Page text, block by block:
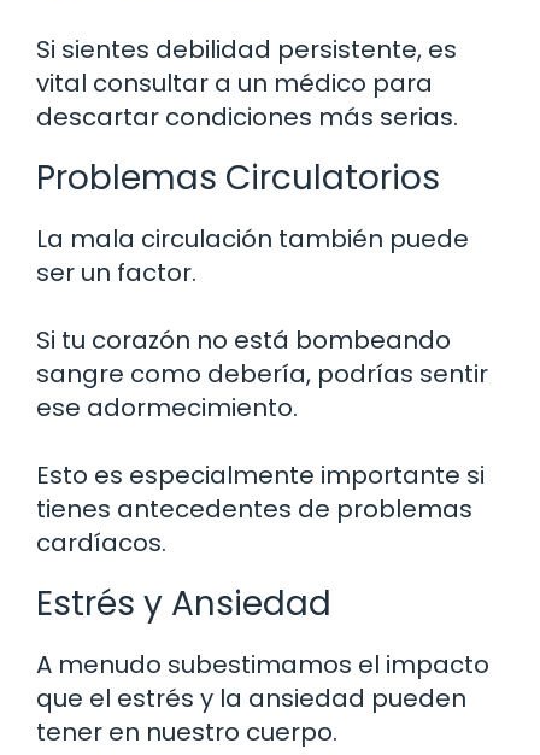
Si sientes debilidad persistente, es
vital consultar a un médico para
descartar condiciones más serias.
Problemas Circulatorios
La mala circulación también puede
ser un factor.
Si tu corazón no está bombeando
sangre como debería, podrías sentir
ese adormecimiento.
Esto es especialmente importante si
tienes antecedentes de problemas
cardíacos.
Estrés y Ansiedad
A menudo subestimamos el impacto
que el estrés y la ansiedad pueden
tener en nuestro cuerpo.